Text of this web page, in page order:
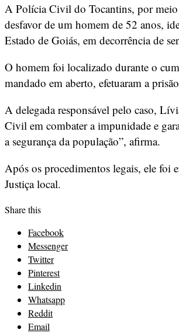
A Polícia Civil do Tocantins, por meio
desfavor de um homem de 52 anos,
Estado de Goiás, em decorrência de
O homem foi localizado durante o
mandado em aberto, efetuaram a
A delegada responsável pelo caso,
Civil em combater a impunidade e
a segurança da população”, afirma.
Após os procedimentos legais, ele foi
Justiça local.
Share this
Facebook
Messenger
Twitter
Pinterest
Linkedin
Whatsapp
Reddit
Email